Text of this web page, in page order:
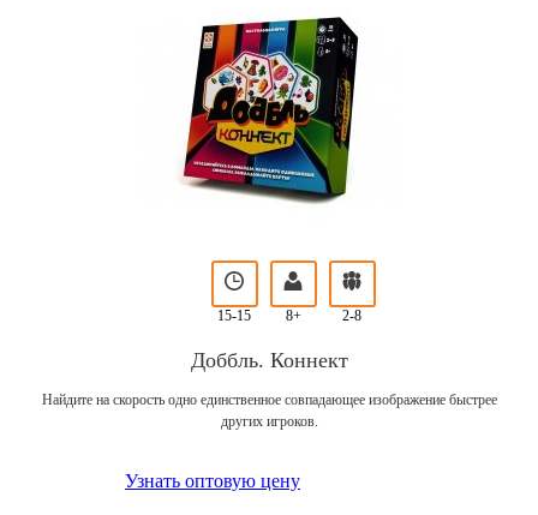
15-15 8+ 2-8
Доббль. Коннект
Найдите на скорость одно единственное совпадающее изображение быстрее
других игроков.
Узнать оптовую цену